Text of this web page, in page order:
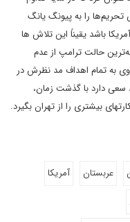
تحریم‌ها را به پیونگ یانگ
باشد یقیناً این تلاش ها
حالت ترامپ از عدم
به تمام اهداف مد نظرش در
سعی دارد با گذشت زمان،
بیشتری را از تهران بگیرد.
عربستان
آمریکا